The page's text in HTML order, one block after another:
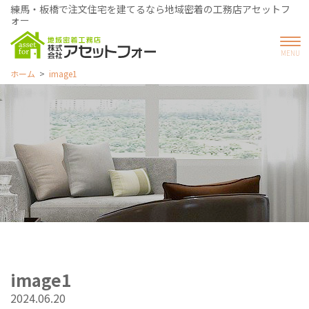
練馬・板橋で注文住宅を建てるなら地域密着の工務店アセットフ
ォー
ホーム image1
image1
2024.06.20